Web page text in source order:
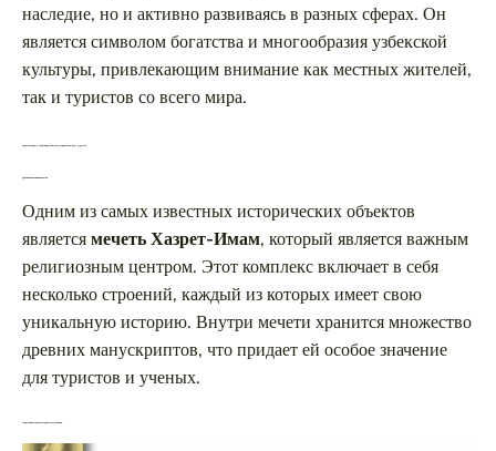
наследие, но и активно развиваясь в разных сферах. Он
является символом богатства и многообразия узбекской
культуры, привлекающим внимание как местных жителей,
так и туристов со всего мира.
Архитектурные памятники Ташкента, привлекающие туристов
Древние памятники и мечети
Одним из самых известных исторических объектов
являетсямечеть Хазрет-Имам, который является важным
религиозным центром. Этот комплекс включает в себя
несколько строений, каждый из которых имеет свою
уникальную историю. Внутри мечети хранится множество
древних манускриптов, что придает ей особое значение
для туристов и ученых.
Современные архитектурные достижения